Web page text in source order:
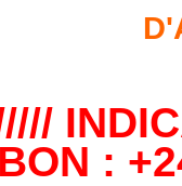
: